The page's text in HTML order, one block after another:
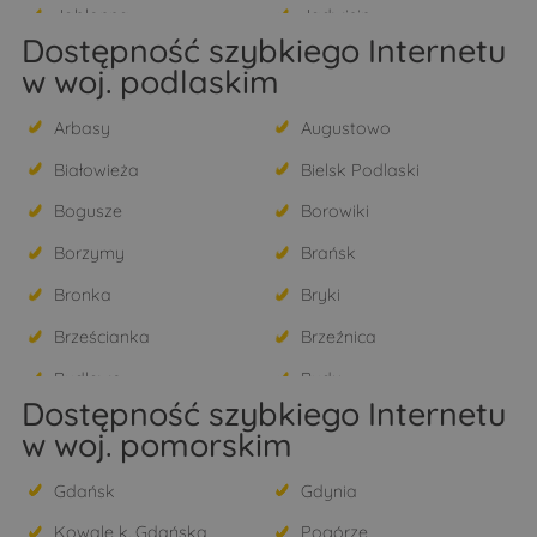
Jabłonna
Jadwisin
Janówek Pierwszy
Jaskółowo
Józefosław
Kałuszyn
Kania Nowa
Kania Polska
Kikoły
Kobyłka
Kosewko
Krubin
Legionowo
Lorcin
Dostępność szybkiego Internetu
w woj. podlaskim
Arbasy
Augustowo
Białowieża
Bielsk Podlaski
Bogusze
Borowiki
Borzymy
Brańsk
Bronka
Bryki
Brześcianka
Brzeźnica
Budlewo
Budy
Bujnowo
Burchaty
Chechłowo
Czarkówka Duża
Czarkówka Mała
Dostępność szybkiego Internetu
w woj. pomorskim
Gdańsk
Gdynia